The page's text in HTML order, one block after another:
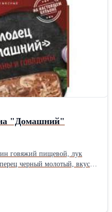
"Домашний"
говяжий пищевой, лук
черный молотый, вкусо-
вкуса и аромата
калия, лавровый лист.